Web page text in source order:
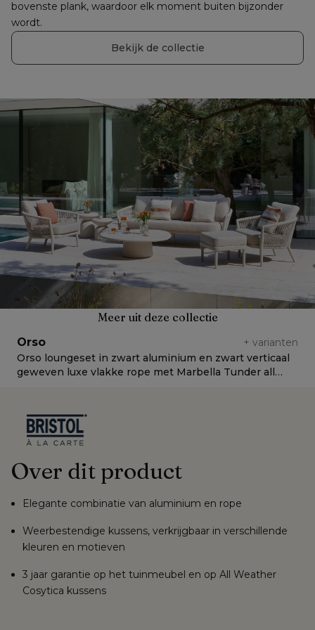
bovenste plank, waardoor elk moment buiten bijzonder
wordt.
Bekijk de collectie
Meer uit deze collectie
Orso + varianten
Orso loungeset in zwart aluminium en zwart verticaal
geweven luxe vlakke rope met Marbella Tunder all
Over dit product
Elegante combinatie van aluminium en rope
Weerbestendige kussens, verkrijgbaar in verschillende
kleuren en motieven
3 jaar garantie op het tuinmeubel en op All Weather
Cosytica kussens